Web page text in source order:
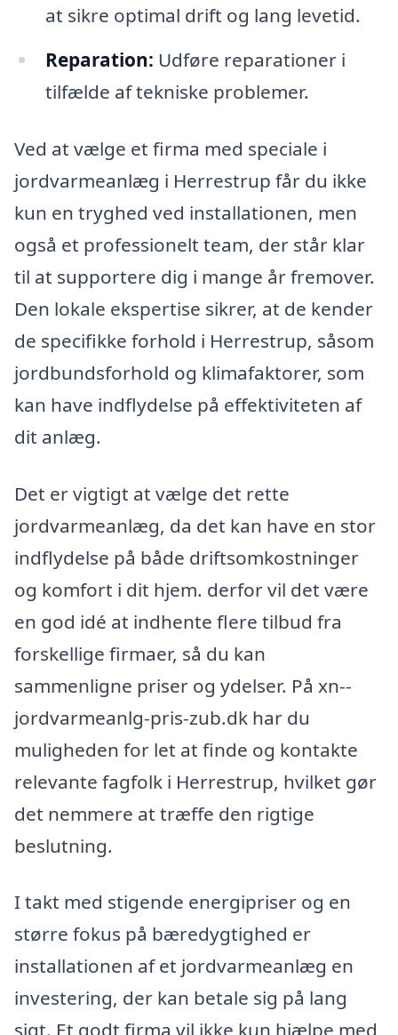
at sikre optimal drift og lang levetid.
Reparation: Udføre reparationer i
tilfælde af tekniske problemer.
Ved at vælge et firma med speciale i
jordvarmeanlæg i Herrestrup får du ikke
kun en tryghed ved installationen, men
også et professionelt team, der står klar
til at supportere dig i mange år fremover.
Den lokale ekspertise sikrer, at de kender
de specifikke forhold i Herrestrup, såsom
jordbundsforhold og klimafaktorer, som
kan have indflydelse på effektiviteten af
dit anlæg.
Det er vigtigt at vælge det rette
jordvarmeanlæg, da det kan have en stor
indflydelse på både driftsomkostninger
og komfort i dit hjem. derfor vil det være
en god idé at indhente flere tilbud fra
forskellige firmaer, så du kan
sammenligne priser og ydelser. På xn--
jordvarmeanlg-pris-zub.dk har du
muligheden for let at finde og kontakte
relevante fagfolk i Herrestrup, hvilket gør
det nemmere at træffe den rigtige
beslutning.
I takt med stigende energipriser og en
større fokus på bæredygtighed er
installationen af et jordvarmeanlæg en
investering, der kan betale sig på lang
sigt. Et godt firma vil ikke kun hjælpe med